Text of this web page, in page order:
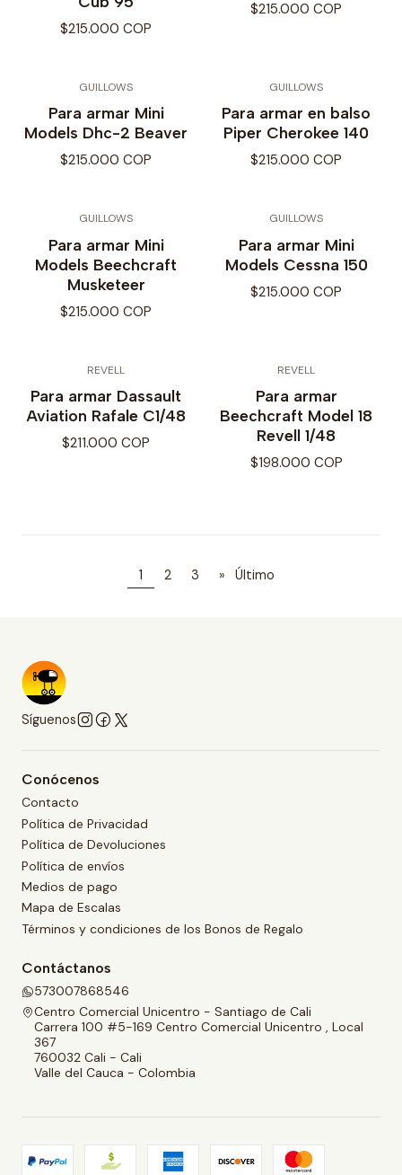
$215.000 COP
$215.000 COP
GUILLOWS
Para armar Mini
Models Dhc-2 Beaver
$215.000 COP
GUILLOWS
Para armar en balso
Piper Cherokee 140
$215.000 COP
GUILLOWS
Para armar Mini
Models Beechcraft
Musketeer
$215.000 COP
GUILLOWS
Para armar Mini
Models Cessna 150
$215.000 COP
REVELL
Para armar Dassault
Aviation Rafale C1/48
$211.000 COP
REVELL
Para armar
Beechcraft Model 18
Revell 1/48
$198.000 COP
1 2 3 » Último
Síguenos
Conócenos
Contacto
Política de Privacidad
Política de Devoluciones
Política de envíos
Medios de pago
Mapa de Escalas
Términos y condiciones de los Bonos de Regalo
Contáctanos
573007868546
Centro Comercial Unicentro - Santiago de Cali
Carrera 100 #5-169 Centro Comercial Unicentro , Local
367
760032 Cali - Cali
Valle del Cauca - Colombia